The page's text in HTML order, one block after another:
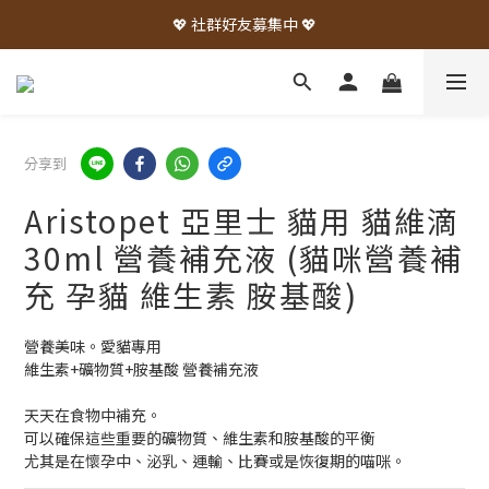
💖 社群好友募集中 💖
分享到
Aristopet 亞里士 貓用 貓維滴
30ml 營養補充液 (貓咪營養補
充 孕貓 維生素 胺基酸)
營養美味。愛貓專用
維生素+礦物質+胺基酸 營養補充液
天天在食物中補充。
可以確保這些重要的礦物質、維生素和胺基酸的平衡
尤其是在懷孕中、泌乳、運輸、比賽或是恢復期的喵咪。